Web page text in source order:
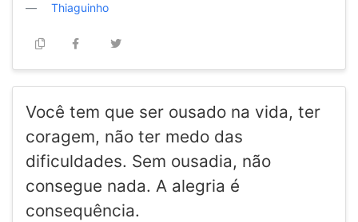
Thiaguinho
Você tem que ser ousado na vida, ter
coragem, não ter medo das
dificuldades. Sem ousadia, não
consegue nada. A alegria é
consequência.